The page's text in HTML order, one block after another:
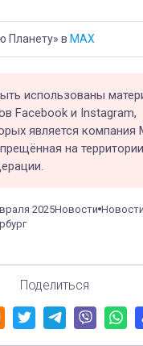
Планету» в MAX
использованы
Facebook и Instagram,
является компания
на территории
2025Новости
Поделиться